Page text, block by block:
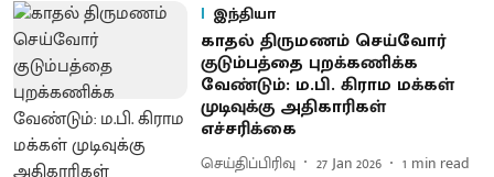
இந்தியா
காதல் திருமணம் செய்வோர்
குடும்பத்தை புறக்கணிக்க
வேண்டும்: ம.பி. கிராம மக்கள்
முடிவுக்கு அதிகாரிகள்
எச்சரிக்கை
செய்திப்பிரிவு 27 Jan 2026 1 min read